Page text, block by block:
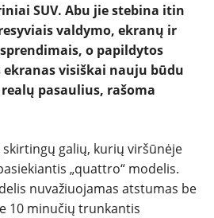
TESTAI
NAUJI
SUV. Abu jie stebina itin
valdymo, ekranų ir
o papildytos
ekranas visiškai nauju būdu
pasaulius, rašoma
galių, kurių viršūnėje
„quattro“ modelis.
nuvažiuojamas atstumas be
10 minučių trunkantis